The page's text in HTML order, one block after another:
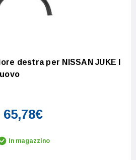
destra per NISSAN JUKE I
65,78€
In magazzino